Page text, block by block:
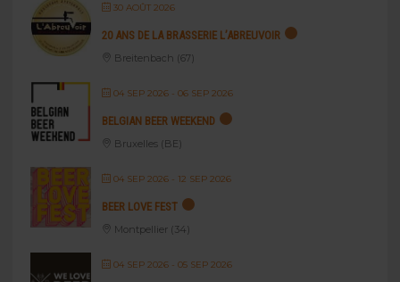
30 AOÛT 2026
20 ANS DE LA BRASSERIE L’ABREUVOIR
Breitenbach (67)
04 SEP 2026- 06 SEP 2026
BELGIAN BEER WEEKEND
Bruxelles (BE)
04 SEP 2026- 12 SEP 2026
BEER LOVE FEST
Montpellier (34)
04 SEP 2026- 05 SEP 2026